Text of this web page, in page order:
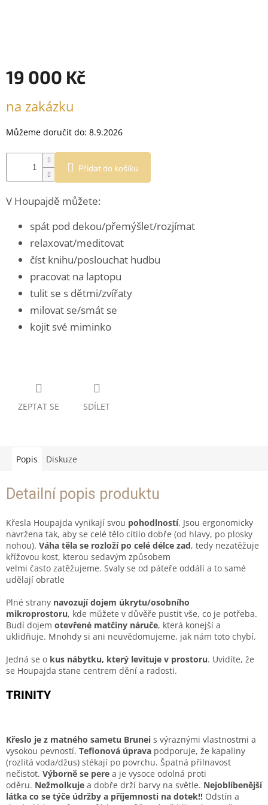
19 000 Kč
cena:
na zakázku
Můžeme doručit do: 8.9.2026
Přidat do košíku
V Houpajdě můžete:
spát pod dekou/přemýšlet/rozjímat
relaxovat/meditovat
číst knihu/poslouchat hudbu
pracovat na laptopu
tulit se s dětmi/zvířaty
milovat se/smát se
kojit své miminko
ZEPTAT SE SDÍLET
Popis Diskuze
Detailní popis produktu
Křesla Houpajda vynikají svou pohodlností. Jsou ergonomicky
navržena tak, aby se celé tělo cítilo dobře (od hlavy, po plosky
nohou). Váha těla se rozloží po celé délce zad, tedy nezatěžuje
křížovou kost, kterou sedavým způsobem
velmi často zatěžujeme. Svaly se od páteře oddálí a to samé
udělají obratle​
Plné strany navozují dojem úkrytu/osobního
mikroprostoru, kde můžete v důvěře pustit vše, co je potřeba.
Budí dojem otevřené matčiny náruče, která konejší a
uklidňuje. Mnohdy si ani neuvědomujeme, jak nám toto chybí.
Jedná se o kus nábytku, který levituje v prostoru. Uvidíte, že
se Houpajda stane centrem dění a radosti.
TRINITY
Křeslo je z matného sametu Brunei s výraznými vlastnostmi a
vysokou pevností. Teflonová úprava podporuje, že kapaliny
(rozlitá voda/džus) stékají po povrchu. Špatná přilnavost
nečistot. Výborně se pere a je vysoce odolná proti
oděru. Nežmolkuje a dobře drží barvy na světle. Nejoblíbenější
látka co se týče údržby a příjemnosti na dotek!! Odstín a